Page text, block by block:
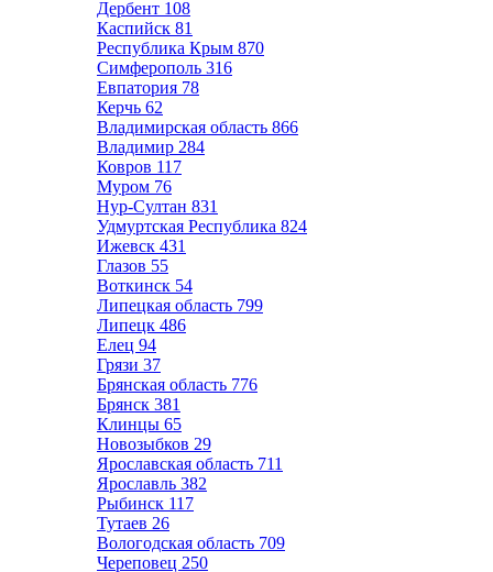
Дербент 108
Каспийск 81
Республика Крым 870
Симферополь 316
Евпатория 78
Керчь 62
Владимирская область 866
Владимир 284
Ковров 117
Муром 76
Нур-Султан 831
Удмуртская Республика 824
Ижевск 431
Глазов 55
Воткинск 54
Липецкая область 799
Липецк 486
Елец 94
Грязи 37
Брянская область 776
Брянск 381
Клинцы 65
Новозыбков 29
Ярославская область 711
Ярославль 382
Рыбинск 117
Тутаев 26
Вологодская область 709
Череповец 250